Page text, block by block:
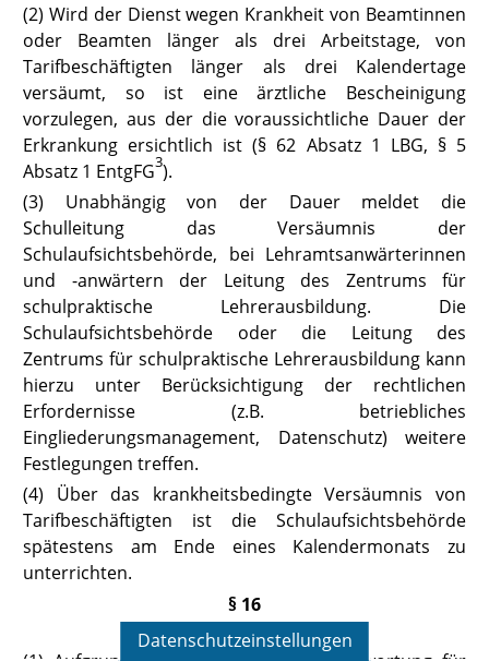
Datenschutzeinstellungen
(2) Wird der Dienst wegen Krankheit von Beamtinnen
oder Beamten länger als drei Arbeitstage, von
Tarifbeschäftigten länger als drei Kalendertage
versäumt, so ist eine ärztliche Bescheinigung
vorzulegen, aus der dievoraussichtliche Dauer der
Erkrankung ersichtlich ist (§ 62 Absatz 1 LBG, § 5
Absatz 1 EntgFG3).
(3) Unabhängig von der Dauer meldet die
Schulleitung das Versäumnis der
Schulaufsichtsbehörde, bei Lehramtsanwärterinnen
und -anwärtern der Leitung des Zentrums für
schulpraktische Lehrerausbildung. Die
Schulaufsichtsbehörde oder die Leitung des
Zentrums für schulpraktische Lehrerausbildung kann
hierzu unter Berücksichtigung der rechtlichen
Erfordernisse (z.B. betriebliches
Eingliederungsmanagement, Datenschutz) weitere
Festlegungen treffen.
(4) Über das krankheitsbedingte Versäumnis von
Tarifbeschäftigten ist die Schulaufsichtsbehörde
spätestens am Ende eines Kalendermonats zu
unterrichten.
§ 16
Beschwerden, Eingaben